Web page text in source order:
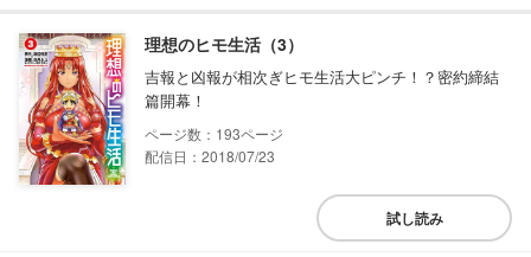
理想のヒモ生活（3）
吉報と凶報が相次ぎヒモ生活大ピンチ！？密約締結
篇開幕！
193
配信日：2018/07/23
試し読み